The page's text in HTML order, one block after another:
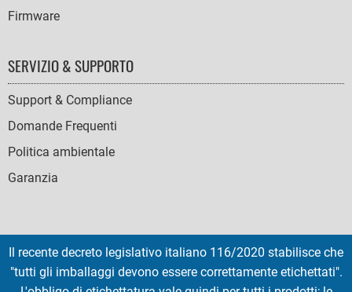
Firmware
SERVIZIO & SUPPORTO
Support & Compliance
Domande Frequenti
Politica ambientale
Garanzia
SOCIAL
ICONS
Il recente decreto legislativo italiano 116/2020 stabilisce che
"tutti gli imballaggi devono essere correttamente etichettati".